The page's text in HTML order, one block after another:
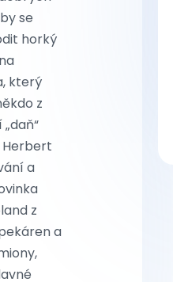
se
horký
který
z
Herbert
a
z
a